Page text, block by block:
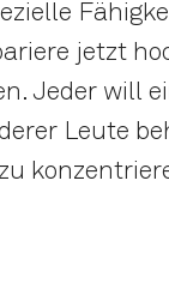
jetzt
Jeder will
Leute